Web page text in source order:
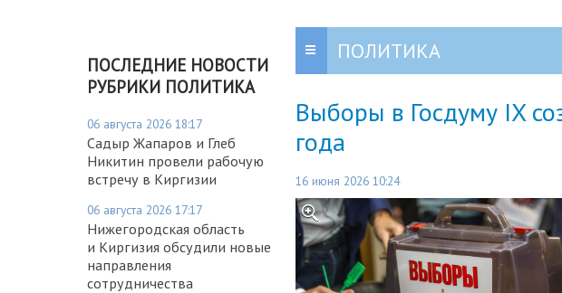
ПОСЛЕДНИЕ НОВОСТИ
РУБРИКИ ПОЛИТИКА
06 августа 2026 18:17
Садыр Жапаров и Глеб
Никитин провели рабочую
встречу в Киргизии
06 августа 2026 17:17
Нижегородская область
и Киргизия обсудили новые
направления
сотрудничества
ПОЛИТИКА
Выборы в Госдуму IX
года
16 июня 2026 10:24